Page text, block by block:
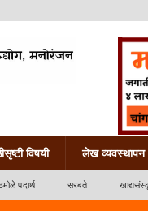
विषयी लेख व्यवस्थापन
पदार्थ सरबते